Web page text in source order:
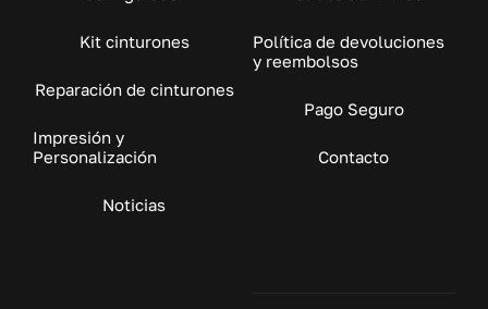
Kit cinturones
Reparación de cinturones
Impresión y
Personalización
Noticias
Política de devoluciones
y reembolsos
Pago Seguro
Contacto